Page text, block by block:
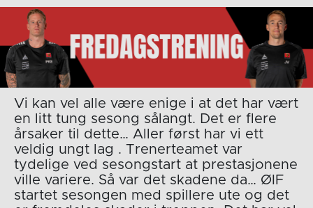
Vi kan vel alle være enige i at det har vært
en litt tung sesong sålangt. Det er flere
årsaker til dette… Aller først har vi ett
veldig ungt lag . Trenerteamet var
tydelige ved sesongstart at prestasjonene
ville variere. Så var det skadene da… ØIF
startet sesongen med spillere ute og det